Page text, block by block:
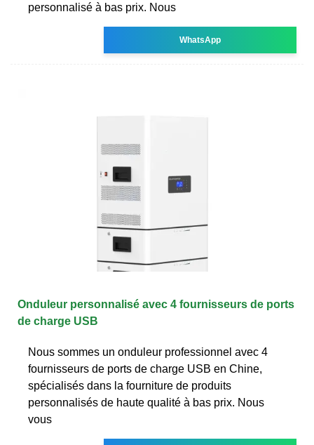
personnalisé à bas prix. Nous
WhatsApp
Onduleur personnalisé avec 4 fournisseurs de ports
de charge USB
Nous sommes un onduleur professionnel avec 4
fournisseurs de ports de charge USB en Chine,
spécialisés dans la fourniture de produits
personnalisés de haute qualité à bas prix. Nous
vous